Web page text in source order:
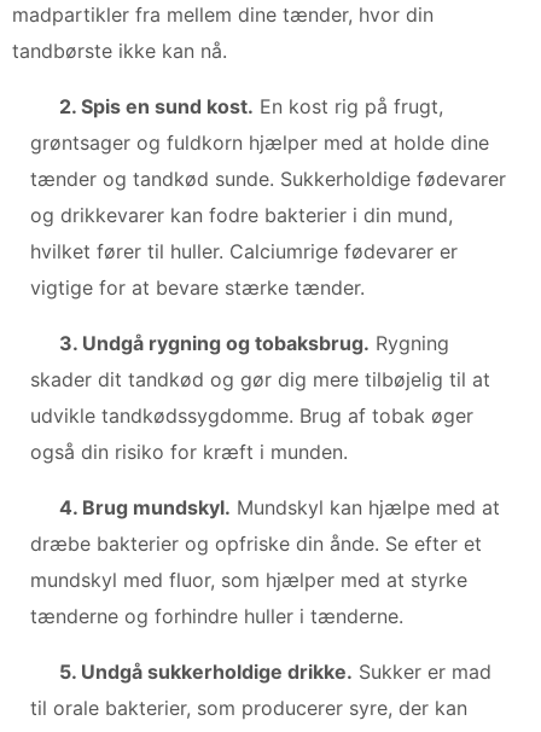
madpartikler fra mellem dine tænder, hvor din
tandbørste ikke kan nå.
2. Spis en sund kost. En kost rig på frugt,
grøntsager og fuldkorn hjælper med at holde dine
tænder og tandkød sunde. Sukkerholdige fødevarer
og drikkevarer kan fodre bakterier i din mund,
hvilket fører til huller. Calciumrige fødevarer er
vigtige for at bevare stærke tænder.
3. Undgå rygning og tobaksbrug. Rygning
skader dit tandkød og gør dig mere tilbøjelig til at
udvikle tandkødssygdomme. Brug af tobak øger
også din risiko for kræft i munden.
4. Brug mundskyl. Mundskyl kan hjælpe med at
dræbe bakterier og opfriske din ånde. Se efter et
mundskyl med fluor, som hjælper med at styrke
tænderne og forhindre huller i tænderne.
5. Undgå sukkerholdige drikke. Sukker er mad
til orale bakterier, som producerer syre, der kan